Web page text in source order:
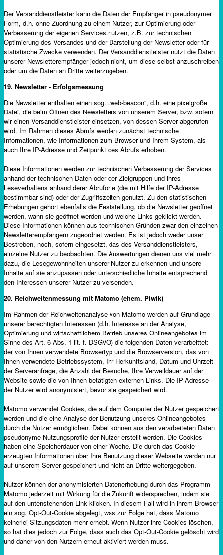
Der Versanddienstleister kann die Daten der Empfänger in pseudonymer
Form, d.h. ohne Zuordnung zu einem Nutzer, zur Optimierung oder
Verbesserung der eigenen Services nutzen, z.B. zur technischen
Optimierung des Versandes und der Darstellung der Newsletter oder für
statistische Zwecke verwenden. Der Versanddienstleister nutzt die Daten
unserer Newsletterempfänger jedoch nicht, um diese selbst anzuschreiben
oder um die Daten an Dritte weiterzugeben.
19. Newsletter - Erfolgsmessung
Die Newsletter enthalten einen sog. „web-beacon“, d.h. eine pixelgroße
Datei, die beim Öffnen des Newsletters von unserem Server, bzw. sofern
wir einen Versanddienstleister einsetzen, von dessen Server abgerufen
wird. Im Rahmen dieses Abrufs werden zunächst technische
Informationen, wie Informationen zum Browser und Ihrem System, als
auch Ihre IP-Adresse und Zeitpunkt des Abrufs erhoben.
Diese Informationen werden zur technischen Verbesserung der Services
anhand der technischen Daten oder der Zielgruppen und ihres
Leseverhaltens anhand derer Abruforte (die mit Hilfe der IP-Adresse
bestimmbar sind) oder der Zugriffszeiten genutzt. Zu den statistischen
Erhebungen gehört ebenfalls die Feststellung, ob die Newsletter geöffnet
werden, wann sie geöffnet werden und welche Links geklickt werden.
Diese Informationen können aus technischen Gründen zwar den einzelnen
Newsletterempfängern zugeordnet werden. Es ist jedoch weder unser
Bestreben, noch, sofern eingesetzt, das des Versanddienstleisters,
einzelne Nutzer zu beobachten. Die Auswertungen dienen uns viel mehr
dazu, die Lesegewohnheiten unserer Nutzer zu erkennen und unsere
Inhalte auf sie anzupassen oder unterschiedliche Inhalte entsprechend
den Interessen unserer Nutzer zu versenden.
20. Reichweitenmessung mit Matomo (ehem. Piwik)
Im Rahmen der Reichweitenanalyse von Matomo werden auf Grundlage
unserer berechtigten Interessen (d.h. Interesse an der Analyse,
Optimierung und wirtschaftlichem Betrieb unseres Onlineangebotes im
Sinne des Art. 6 Abs. 1 lit. f. DSGVO) die folgenden Daten verarbeittet:
der von Ihnen verwendete Browsertyp und die Browserversion, das von
Ihnen verwendete Betriebssystem, Ihr Herkunftsland, Datum und Uhrzeit
der Serveranfrage, die Anzahl der Besuche, Ihre Verweildauer auf der
Website sowie die von Ihnen betätigten externen Links. Die IP-Adresse
der Nutzer wird anonymisiert, bevor sie gespeichert wird.
Matomo verwendet Cookies, die auf dem Computer der Nutzer gespeichert
werden und die eine Analyse der Benutzung unseres Onlineangebotes
durch die Nutzer ermöglichen. Dabei können aus den verarbeiteten Daten
pseudonyme Nutzungsprofile der Nutzer erstellt werden. Die Cookies
haben eine Speicherdauer von einer Woche. Die durch das Cookie
erzeugten Informationen über Ihre Benutzung dieser Webseite werden nur
auf unserem Server gespeichert und nicht an Dritte weitergegeben.
Nutzer können der anonymisierten Datenerhebung durch das Programm
Matomo jederzeit mit Wirkung für die Zukunft widersprechen, indem sie
auf den untenstehenden Link klicken. In diesem Fall wird in ihrem Browser
ein sog. Opt-Out-Cookie abgelegt, was zur Folge hat, dass Matomo
keinerlei Sitzungsdaten mehr erhebt. Wenn Nutzer ihre Cookies löschen,
so hat dies jedoch zur Folge, dass auch das Opt-Out-Cookie gelöscht wird
und daher von den Nutzern erneut aktiviert werden muss.